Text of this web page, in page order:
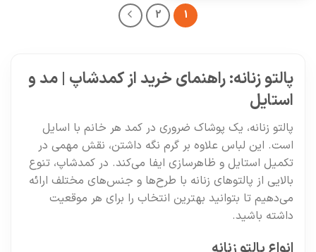
2
پالتو زنانه: راهنمای خرید از کمدشاپ | مد و
استایل
پالتو زنانه، یک پوشاک ضروری در کمد هر خانم با اسایل
است. این لباس علاوه بر گرم نگه داشتن، نقش مهمی در
تکمیل استایل و ظاهرسازی ایفا می‌کند. در کمدشاپ، تنوع
بالایی از پالتوهای زنانه با طرح‌ها و جنس‌های مختلف ارائه
می‌دهیم تا بتوانید بهترین انتخاب را برای هر موقعیت
داشته باشید.